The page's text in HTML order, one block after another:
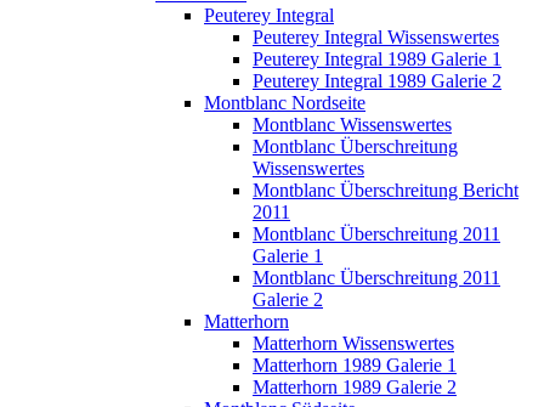
Peuterey Integral
Peuterey Integral Wissenswertes
Peuterey Integral 1989 Galerie 1
Peuterey Integral 1989 Galerie 2
Montblanc Nordseite
Montblanc Wissenswertes
Montblanc Überschreitung
Wissenswertes
Montblanc Überschreitung Bericht
2011
Montblanc Überschreitung 2011
Galerie 1
Montblanc Überschreitung 2011
Galerie 2
Matterhorn
Matterhorn Wissenswertes
Matterhorn 1989 Galerie 1
Matterhorn 1989 Galerie 2